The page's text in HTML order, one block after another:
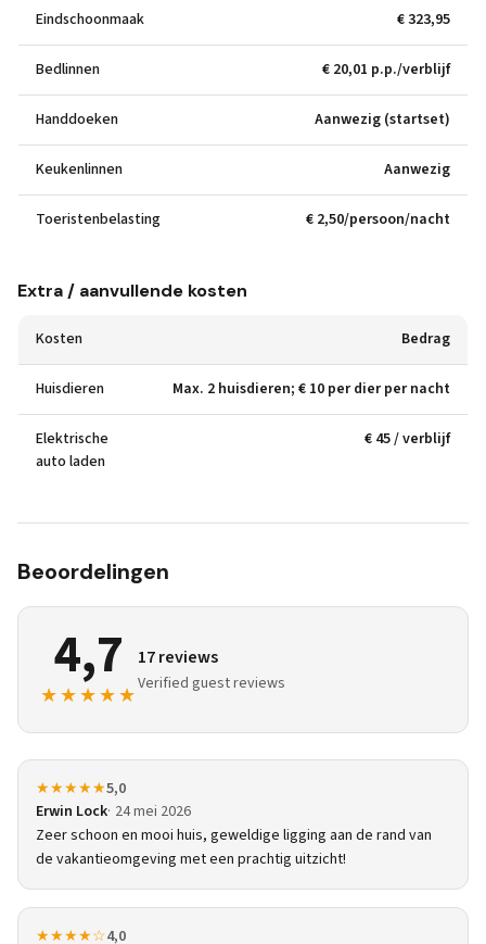
Eindschoonmaak € 323,95
Bedlinnen € 20,01 p.p./verblijf
Handdoeken Aanwezig (startset)
Keukenlinnen Aanwezig
Toeristenbelasting € 2,50/persoon/nacht
Extra / aanvullende kosten
Kosten Bedrag
Huisdieren Max. 2 huisdieren; € 10 per dier per nacht
Elektrische
auto laden
€ 45 / verblijf
Beoordelingen
4,7
★★★★★
17 reviews
Verified guest reviews
★★★★★5,0
Erwin Lock 24 mei 2026
Zeer schoon en mooi huis, geweldige ligging aan de rand van
de vakantieomgeving met een prachtig uitzicht!
★★★★☆4,0